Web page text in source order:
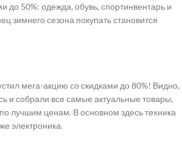
до 50%: одежда, обувь, спортинвентарь и
зимнего сезона покупать становится
мега-акцию со скидками до 80%! Видно,
и собрали все самые актуальные товары,
лучшим ценам. В основном здесь техника
электроника.